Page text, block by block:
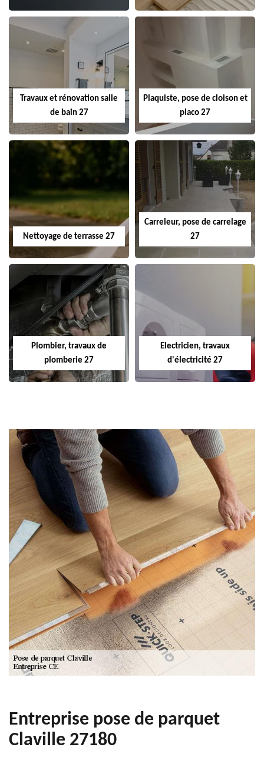
Travaux et rénovation salle
de bain 27
Plaquiste, pose de cloison et
placo 27
Nettoyage de terrasse 27
Carreleur, pose de carrelage
27
Plombier, travaux de
plomberie 27
Electricien, travaux
d'électricité 27
Entreprise pose de parquet
Claville 27180